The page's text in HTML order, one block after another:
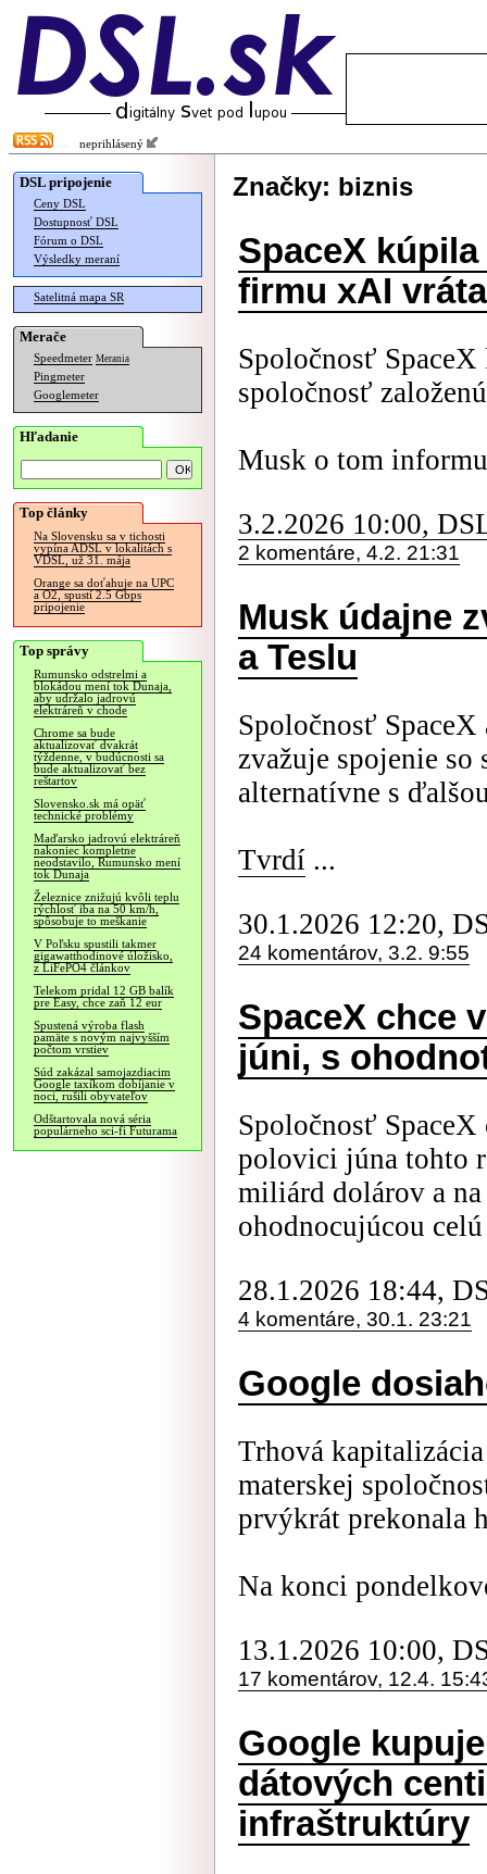
neprihlásený
DSL pripojenie
Ceny DSL
Dostupnosť DSL
Fórum o DSL
Výsledky meraní
Satelitná mapa SR
Merače
Speedmeter Merania
Pingmeter
Googlemeter
Hľadanie
Top články
Na Slovensku sa v tichosti
vypína ADSL v lokalitách s
VDSL, už 31. mája
Orange sa doťahuje na UPC
a O2, spustí 2.5 Gbps
pripojenie
Top správy
Rumunsko odstrelmi a
blokádou mení tok Dunaja,
aby udržalo jadrovú
elektráreň v chode
Chrome sa bude
aktualizovať dvakrát
týždenne, v budúcnosti sa
bude aktualizovať bez
reštartov
Slovensko.sk má opäť
technické problémy
Maďarsko jadrovú elektráreň
nakoniec kompletne
neodstavilo, Rumunsko mení
tok Dunaja
Železnice znižujú kvôli teplu
rýchlosť iba na 50 km/h,
spôsobuje to meškanie
V Poľsku spustili takmer
gigawatthodinové úložisko,
z LiFePO4 článkov
Telekom pridal 12 GB balík
pre Easy, chce zaň 12 eur
Spustená výroba flash
pamäte s novým najvyšším
počtom vrstiev
Súd zakázal samojazdiacim
Google taxíkom dobíjanie v
noci, rušili obyvateľov
Odštartovala nová séria
populárneho sci-fi Futurama
Značky: biznis
SpaceX
firmu xAI
Spoločnosť
spoločnosť
Musk o tom
3.2.2026 10:00,
2 komentáre, 4.2. 21:31
Musk údajne
a Teslu
Spoločnosť
zvažuje spojenie so
alternatívne s
Tvrdí ...
30.1.2026 12:20,
24 komentárov, 3.2. 9:55
SpaceX chce
júni, s
Spoločnosť
polovici júna tohto
miliárd dolárov a
ohodnocujúcou
28.1.2026 18:44,
4 komentáre, 30.1. 23:21
Google
Trhová
materskej
prvýkrát prekonala
Na konci
13.1.2026 10:00,
17 komentárov, 12.4.
Google
dátových
infraštruktúry